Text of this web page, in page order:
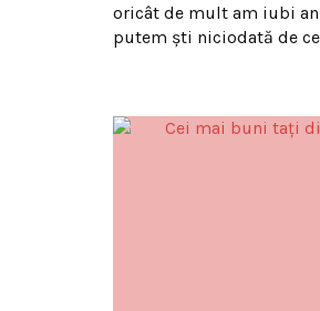
oricât de mult am iubi
putem şti niciodată de